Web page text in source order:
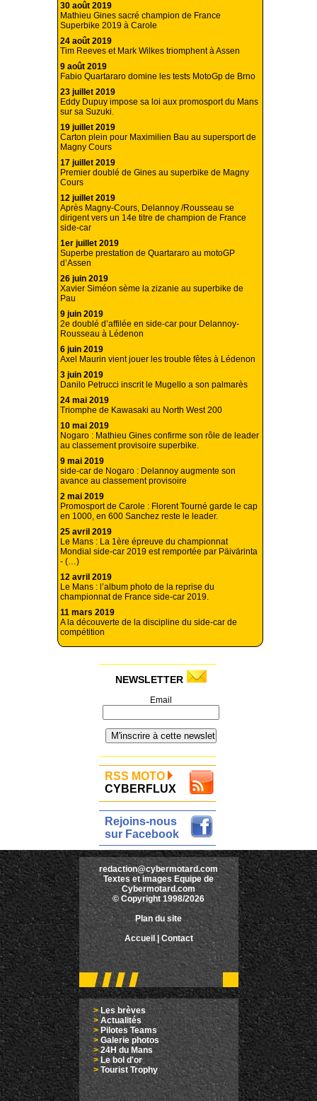
30 août 2019
Mathieu Gines sacré champion de France
Superbike 2019 à Carole
24 août 2019
Tim Reeves et Mark Wilkes triomphent à Assen
9 août 2019
Fabio Quartararo domine les tests MotoGp de Brno
23 juillet 2019
Eddy Dupuy impose sa loi aux promosport du Mans
sur sa Suzuki.
19 juillet 2019
Carton plein pour Maximilien Bau au supersport de
Magny Cours
17 juillet 2019
Premier doublé de Gines au superbike de Magny
Cours
12 juillet 2019
Après Magny-Cours, Delannoy /Rousseau se
dirigent vers un 14e titre de champion de France
side-car
1er juillet 2019
Superbe prestation de Quartararo au motoGP
d’Assen
26 juin 2019
Xavier Siméon sème la zizanie au superbike de
Pau
9 juin 2019
2e doublé d’affilée en side-car pour Delannoy-
Rousseau à Lédenon
6 juin 2019
Axel Maurin vient jouer les trouble fêtes à Lédenon
3 juin 2019
Danilo Petrucci inscrit le Mugello a son palmarès
24 mai 2019
Triomphe de Kawasaki au North West 200
10 mai 2019
Nogaro : Mathieu Gines confirme son rôle de leader
au classement provisoire superbike.
9 mai 2019
side-car de Nogaro : Delannoy augmente son
avance au classement provisoire
2 mai 2019
Promosport de Carole : Florent Tourné garde le cap
en 1000, en 600 Sanchez reste le leader.
25 avril 2019
Le Mans : La 1ère épreuve du championnat
Mondial side-car 2019 est remportée par Päivärinta
- (…)
12 avril 2019
Le Mans : l’album photo de la reprise du
championnat de France side-car 2019.
11 mars 2019
A la découverte de la discipline du side-car de
compétition
NEWSLETTER
Email
RSS MOTO
CYBERFLUX
Rejoins-nous
sur Facebook
redaction@cybermotard.com
Textes et images Equipe de
Cybermotard.com
© Copyright 1998/2026
Plan du site
Accueil |Contact
>Les brèves
> Actualités
> Pilotes Teams
>Galerie photos
>24H du Mans
>Le bol d'or
> Tourist Trophy